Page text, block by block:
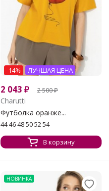
-14% ЛУЧШАЯ ЦЕНА
2 043 ₽ 2 500₽
Charutti
Футболка оранже...
44 46 48 50 52 54
В корзину
НОВИНКА